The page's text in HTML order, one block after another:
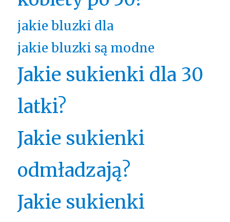
jakie bluzki dla
jakie bluzki są modne
Jakie sukienki dla 30
latki?
Jakie sukienki
odmładzają?
Jakie sukienki